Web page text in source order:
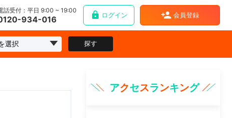
話受付：平日 9:00 ~ 19:00
934-016 ログイン 会員登録
探す
アクセスランキング